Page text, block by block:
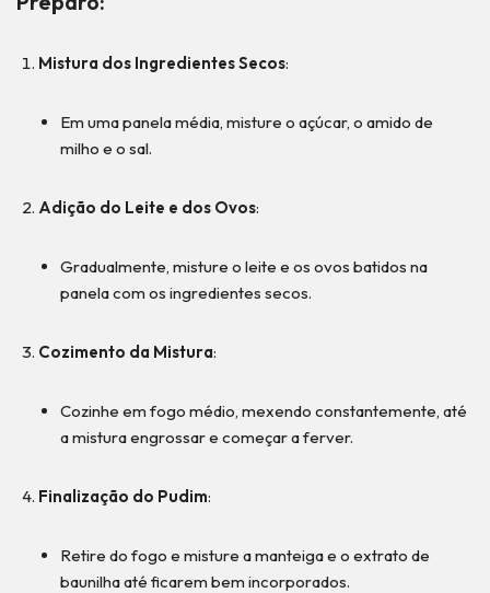
Mistura dos Ingredientes Secos:
Em uma panela média, misture o açúcar, o amido de
milho e o sal.
Adição do Leite e dos Ovos:
Gradualmente, misture o leite e os ovos batidos na
panela com os ingredientes secos.
Cozimento da Mistura:
Cozinhe em fogo médio, mexendo constantemente, até
a mistura engrossar e começar a ferver.
Finalização do Pudim:
Retire do fogo e misture a manteiga e o extrato de
baunilha até ficarem bem incorporados.